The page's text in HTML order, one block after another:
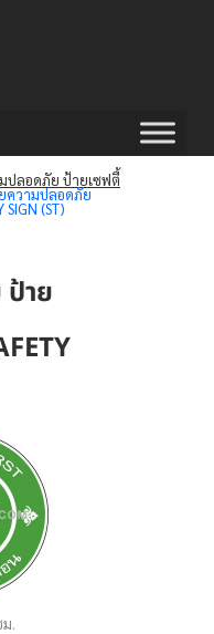
ปลอดภัย ป้ายเซฟตี้
ความปลอดภัย
(ST)
ป้าย
ม.